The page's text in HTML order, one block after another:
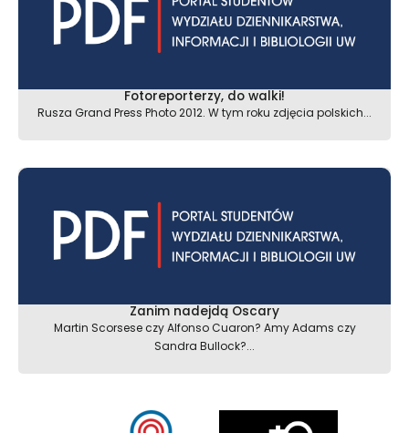
Fotoreporterzy, do walki!
Rusza Grand Press Photo 2012. W tym roku zdjęcia polskich...
Zanim nadejdą Oscary
Martin Scorsese czy Alfonso Cuaron? Amy Adams czy
Sandra Bullock?...